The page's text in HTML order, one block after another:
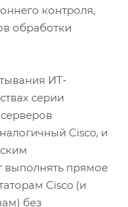
контроля,
обработки
ИТ-
серии
Cisco, и
выполнять прямое
Cisco (и
без